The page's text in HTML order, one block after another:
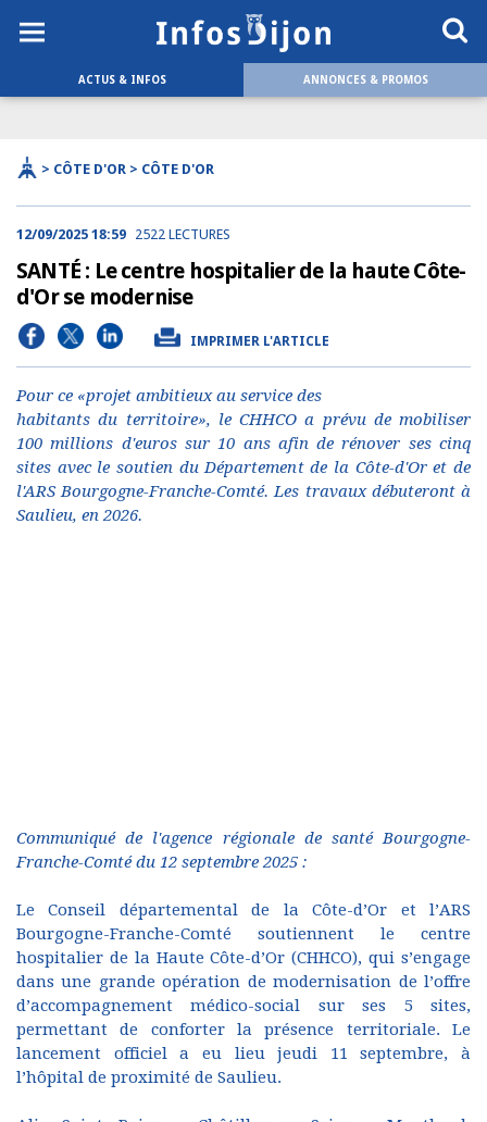
ACTUS & INFOS ANNONCES & PROMOS
> CÔTE D'OR > CÔTE D'OR
12/09/2025 18:59 2522 LECTURES
SANTÉ : Le centre hospitalier de la haute Côte-
d'Or se modernise
IMPRIMER L'ARTICLE
Pour ce «projet ambitieux au service des
habitants du territoire», le CHHCO a prévu de mobiliser
100 millions d'euros sur 10 ans afin de rénover ses cinq
sites avec le soutien du Département de la Côte-d'Or et de
l'ARS Bourgogne-Franche-Comté. Les travaux débuteront à
Saulieu, en 2026.
Communiqué de l'agence régionale de santé Bourgogne-
Franche-Comté du 12 septembre 2025 :
Le Conseil départemental de la Côte-d’Or et l’ARS
Bourgogne-Franche-Comté soutiennent le centre
hospitalier de la Haute Côte-d’Or (CHHCO), qui s’engage
dans une grande opération de modernisation de l’offre
d’accompagnement médico-social sur ses 5 sites,
permettant de conforter la présence territoriale. Le
lancement officiel a eu lieu jeudi 11 septembre, à
l’hôpital de proximité de Saulieu.